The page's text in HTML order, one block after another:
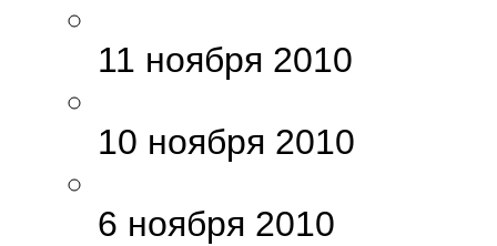
11 ноября 2010
10 ноября 2010
6 ноября 2010